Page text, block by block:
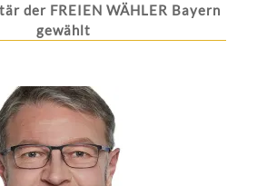
der FREIEN WÄHLER Bayern
gewählt